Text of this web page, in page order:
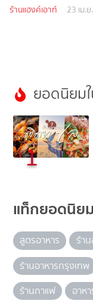
ร้านแฮงค์เอาท์ 23 เม.
ยอดนิยม
1
แท็กยอดนิยม
สูตรอาหาร ร้า
ร้านอาหารกรุงเทพ
ร้านกาแฟ
อาห